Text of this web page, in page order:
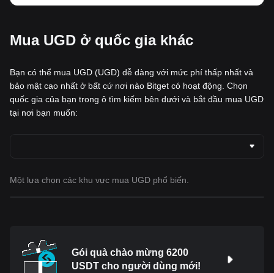
Mua UGD ở quốc gia khác
Bạn có thể mua UGD (UGD) dễ dàng với mức phí thấp nhất và
bảo mật cao nhất ở bất cứ nơi nào Bitget có hoạt động. Chọn
quốc gia của bạn trong ô tìm kiếm bên dưới và bắt đầu mua UGD
tại nơi bạn muốn:
Một lựa chọn các khu vực mua UGD phổ biến.
Gói quà chào mừng 6200
USDT cho người dùng mới!